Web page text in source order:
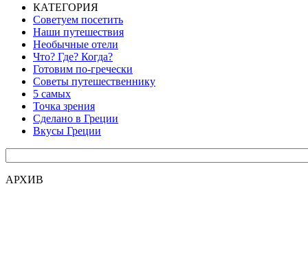
КАТЕГОРИЯ
Советуем посетить
Наши путешествия
Необычные отели
Что? Где? Когда?
Готовим по-гречески
Советы путешественнику
5 самых
Точка зрения
Сделано в Греции
Вкусы Греции
АРХИВ